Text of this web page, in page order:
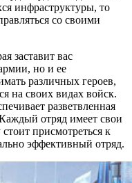
инфраструктуры, то
со своими
заставит вас
но и ее
различных героев,
на своих видах войск.
разветвленная
отряд имеет свои
присмотреться к
эффективный отряд.